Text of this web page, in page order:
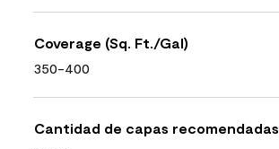
Coverage (Sq. Ft./Gal)
350-400
Cantidad de capas recomendadas